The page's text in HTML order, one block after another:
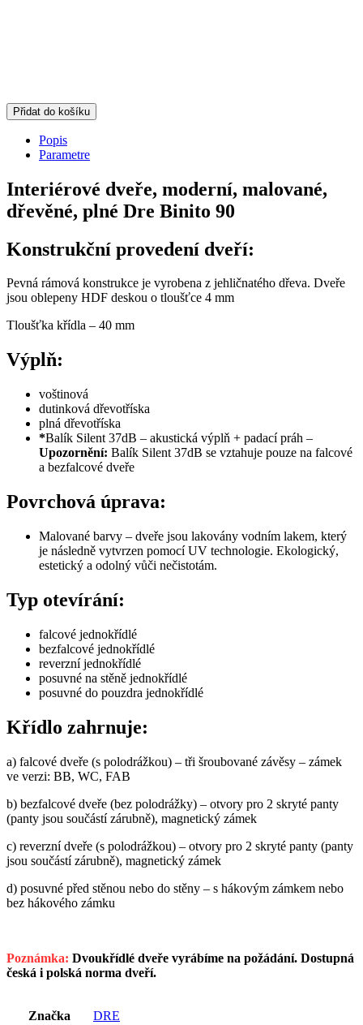
Přidat do košíku
Popis
Parametre
Interiérové dveře, moderní, malované,
dřevěné, plné Dre Binito 90
Konstrukční provedení dveří:
Pevná rámová konstrukce je vyrobena z jehličnatého dřeva. Dveře
jsou oblepeny HDF deskou o tloušťce 4 mm
Tloušťka křídla – 40 mm
Výplň:
voštinová
dutinková dřevotříska
plná dřevotříska
*Balík Silent 37dB – akustická výplň + padací práh –
Upozornění: Balík Silent 37dB se vztahuje pouze na falcové
a bezfalcové dveře
Povrchová úprava:
Malované barvy – dveře jsou lakovány vodním lakem, který
je následně vytvrzen pomocí UV technologie. Ekologický,
estetický a odolný vůči nečistotám.
Typ otevírání:
falcové jednokřídlé
bezfalcové jednokřídlé
reverzníjednokřídlé
posuvné na stěně jednokřídlé
posuvné do pouzdra jednokřídlé
Křídlo zahrnuje:
a) falcové dveře (s polodrážkou) – tři šroubované závěsy – zámek
ve verzi: BB, WC, FAB
b) bezfalcové dveře (bez polodrážky) – otvory pro 2 skryté panty
(panty jsou součástí zárubně), magnetický zámek
c) reverzní dveře (s polodrážkou) – otvory pro 2 skryté panty (panty
jsou součástí zárubně), magnetický zámek
d) posuvné před stěnou nebo do stěny – s hákovým zámkem nebo
bez hákového zámku
Poznámka: Dvoukřídlé dveře vyrábíme na požádání. Dostupná
česká i polská norma dveří.
Značka DRE